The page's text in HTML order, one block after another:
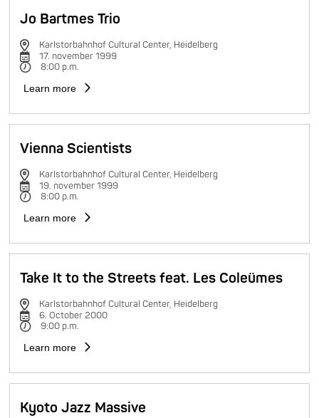
Jo Bartmes Trio
Karlstorbahnhof Cultural Center, Heidelberg
17. november 1999
8:00 p.m.
Learn more
Vienna Scientists
Karlstorbahnhof Cultural Center, Heidelberg
19. november 1999
8:00 p.m.
Learn more
Take It to the Streets feat. Les Coleümes
Karlstorbahnhof Cultural Center, Heidelberg
6. October 2000
9:00 p.m.
Learn more
Kyoto Jazz Massive